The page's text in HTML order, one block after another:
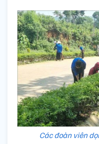
Các đoàn viên